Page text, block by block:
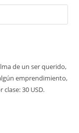
de un ser querido,
emprendimiento,
30 USD.